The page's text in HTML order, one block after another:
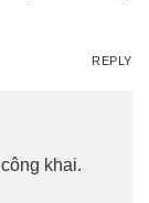
REPLY
khai.